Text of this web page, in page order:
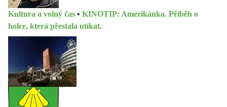
Kultura a volný čas • KINOTIP: Amerikánka. Příběh o
holce, která přestala utíkat.